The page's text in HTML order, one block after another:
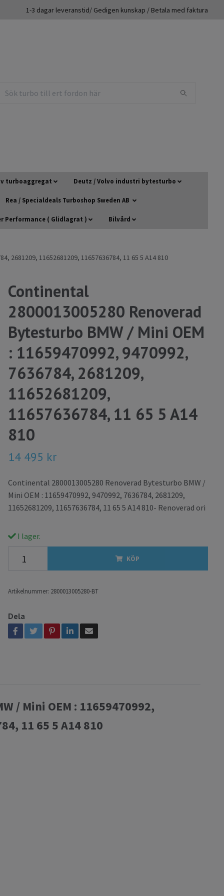
1-3 dagar leveranstid/ Gedigen kunskap / Betala med faktura
turboaggregat Deutz / Volvo industri bytesturbo
Rea / Specialdeals Turboshop Sweden AB
Performance ( Glidlagrat ) Bilvård
2681209, 11652681209, 11657636784, 11 65 5 A14 810
Continental
2800013005280 Renoverad
Bytesturbo BMW / Mini OEM
: 11659470992, 9470992,
7636784, 2681209,
11652681209,
11657636784, 11 65 5 A14
810
14 495 kr
Continental 2800013005280 Renoverad Bytesturbo BMW /
Mini OEM : 11659470992, 9470992, 7636784, 2681209,
11652681209, 11657636784, 11 65 5 A14 810- Renoverad ori
I lager.
KÖP
Artikelnummer: 2800013005280-BT
Dela
/ Mini OEM : 11659470992,
11 65 5 A14 810